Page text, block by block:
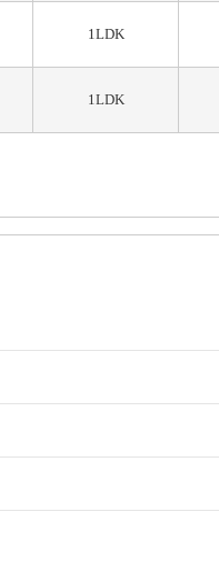
1LDK
1LDK